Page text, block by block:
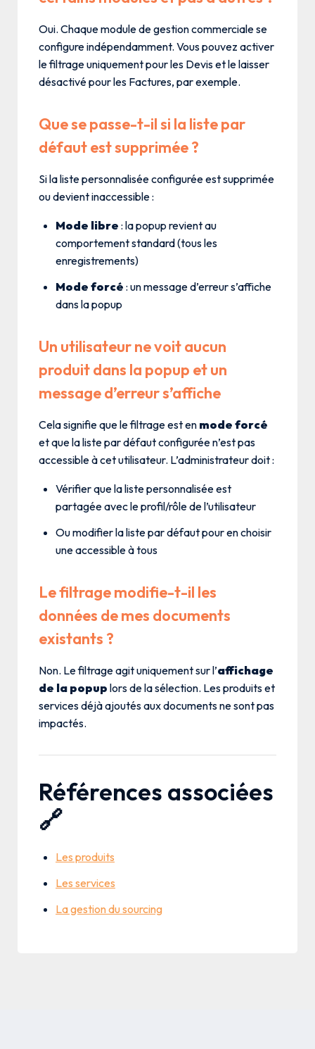
Oui. Chaque module de gestion commerciale se
configure indépendamment. Vous pouvez activer
le filtrage uniquement pour les Devis et le laisser
désactivé pour les Factures, par exemple.
Que se passe-t-il si la liste par
défaut est supprimée ?
Si la liste personnalisée configurée est supprimée
ou devient inaccessible :
Mode libre : la popup revient au
comportement standard (tous les
enregistrements)
Mode forcé : un message d’erreur s’affiche
dans la popup
Un utilisateur ne voit aucun
produit dans la popup et un
message d’erreur s’affiche
Cela signifie que le filtrage est en mode forcé
et que la liste par défaut configurée n’est pas
accessible à cet utilisateur. L’administrateur doit :
Vérifier que la liste personnalisée est
partagée avec le profil/rôle de l’utilisateur
Ou modifier la liste par défaut pour en choisir
une accessible à tous
Le filtrage modifie-t-il les
données de mes documents
existants ?
Non. Le filtrage agit uniquement sur l’affichage
de la popup lors de la sélection. Les produits et
services déjà ajoutés aux documents ne sont pas
impactés.
Références associées
🔗
Les produits
Les services
La gestion du sourcing